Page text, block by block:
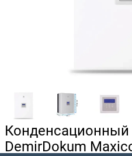
Конденсационный
DemirDokum